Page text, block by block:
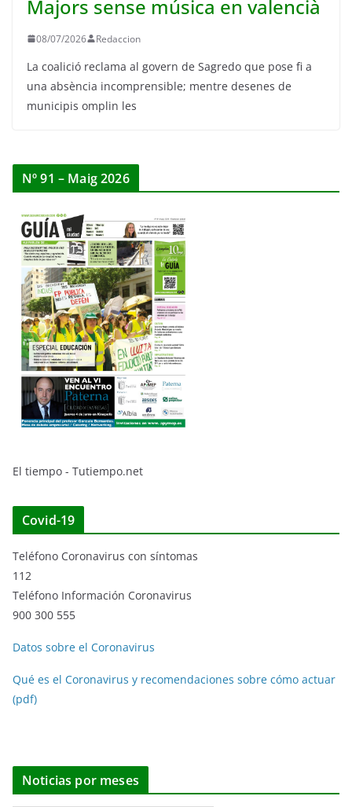
Majors sense música en valencià
08/07/2026 Redaccion
La coalició reclama al govern de Sagredo que pose fi a
una absència incomprensible; mentre desenes de
municipis omplin les
Nº 91 – Maig 2026
El tiempo - Tutiempo.net
Covid-19
Teléfono Coronavirus con síntomas
112
Teléfono Información Coronavirus
900 300 555
Datos sobre el Coronavirus
Qué es el Coronavirus y recomendaciones sobre cómo actuar
(pdf)
Noticias por meses